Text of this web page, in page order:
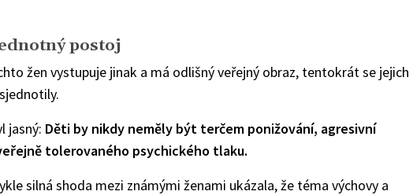
postoj
žen vystupuje jinak a má odlišný veřejný obraz, tentokrát se jejich
jasný: Děti by nikdy neměly být terčem ponižování, agresivní
tolerovaného psychického tlaku.
silná shoda mezi známými ženami ukázala, že téma výchovy a